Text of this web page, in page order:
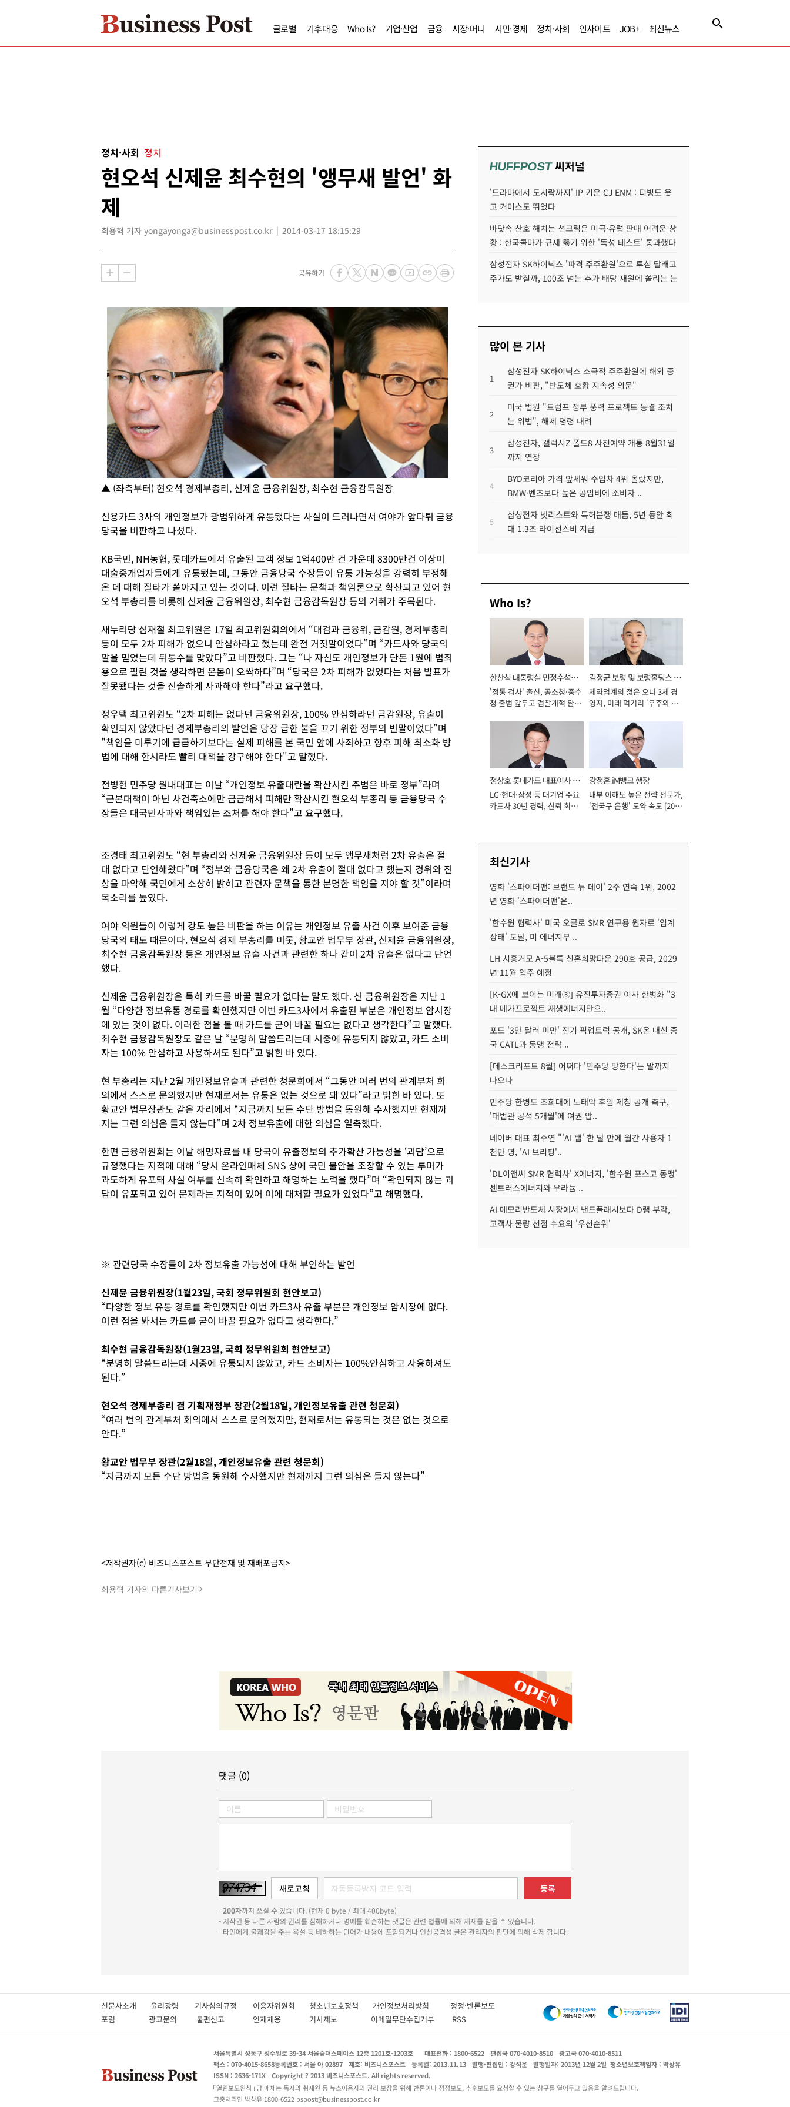
글로벌 기후대응 Who Is? 기업·산업 금융 시장·머니 시민·경제 정치·사회 인사이트 JOB+ 최신뉴스
정치·사회 정치
현오석 신제윤 최수현의 '앵무새 발언' 화
제
최용혁 기자 yongayonga@businesspost.co.kr 2014-03-17 18:15:29
공유하기
▲ (좌측부터) 현오석 경제부총리, 신제윤 금융위원장, 최수현 금융감독원장
신용카드 3사의 개인정보가 광범위하게 유통됐다는 사실이 드러나면서 여야가 앞다퉈 금융
당국을 비판하고 나섰다.
KB국민, NH농협, 롯데카드에서 유출된 고객 정보 1억400만 건 가운데 8300만건 이상이
대출중개업자들에게 유통됐는데, 그동안 금융당국 수장들이 유통 가능성을 강력히 부정해
온 데 대해 질타가 쏟아지고 있는 것이다. 이런 질타는 문책과 책임론으로 확산되고 있어 현
오석 부총리를 비롯해 신제윤 금융위원장, 최수현 금융감독원장 등의 거취가 주목된다.
새누리당 심재철 최고위원은 17일 최고위원회의에서 “대검과 금융위, 금감원, 경제부총리
등이 모두 2차 피해가 없으니 안심하라고 했는데 완전 거짓말이었다”며 “카드사와 당국의
말을 믿었는데 뒤통수를 맞았다”고 비판했다. 그는 “나 자신도 개인정보가 단돈 1원에 범죄
용으로 팔린 것을 생각하면 온몸이 오싹하다”며 “당국은 2차 피해가 없었다는 처음 발표가
잘못됐다는 것을 진솔하게 사과해야 한다”라고 요구했다.
정우택 최고위원도 “2차 피해는 없다던 금융위원장, 100% 안심하라던 금감원장, 유출이
확인되지 않았다던 경제부총리의 발언은 당장 급한 불을 끄기 위한 정부의 빈말이었다”며
"책임을 미루기에 급급하기보다는 실제 피해를 본 국민 앞에 사죄하고 향후 피해 최소화 방
법에 대해 한시라도 빨리 대책을 강구해야 한다"고 말했다.
전병헌 민주당 원내대표는 이날 “개인정보 유출대란을 확산시킨 주범은 바로 정부”라며
“근본대책이 아닌 사건축소에만 급급해서 피해만 확산시킨 현오석 부총리 등 금융당국 수
장들은 대국민사과와 책임있는 조처를 해야 한다”고 요구했다.
조경태 최고위원도 “현 부총리와 신제윤 금융위원장 등이 모두 앵무새처럼 2차 유출은 절
대 없다고 단언해왔다”며 “정부와 금융당국은 왜 2차 유출이 절대 없다고 했는지 경위와 진
상을 파악해 국민에게 소상히 밝히고 관련자 문책을 통한 분명한 책임을 져야 할 것”이라며
목소리를 높였다.
여야 의원들이 이렇게 강도 높은 비판을 하는 이유는 개인정보 유출 사건 이후 보여준 금융
당국의 태도 때문이다. 현오석 경제 부총리를 비롯, 황교안 법무부 장관, 신제윤 금융위원장,
최수현 금융감독원장 등은 개인정보 유출 사건과 관련한 하나 같이 2차 유출은 없다고 단언
했다.
신제윤 금융위원장은 특히 카드를 바꿀 필요가 없다는 말도 했다. 신 금융위원장은 지난 1
월 “다양한 정보유통 경로를 확인했지만 이번 카드3사에서 유출된 부분은 개인정보 암시장
에 있는 것이 없다. 이러한 점을 볼 때 카드를 굳이 바꿀 필요는 없다고 생각한다”고 말했다.
최수현 금융감독원장도 같은 날 “분명히 말씀드리는데 시중에 유통되지 않았고, 카드 소비
자는 100% 안심하고 사용하셔도 된다”고 밝힌 바 있다.
현 부총리는 지난 2월 개인정보유출과 관련한 청문회에서 “그동안 여러 번의 관계부처 회
의에서 스스로 문의했지만 현재로서는 유통은 없는 것으로 돼 있다”라고 밝힌 바 있다. 또
황교안 법무장관도 같은 자리에서 “지금까지 모든 수단 방법을 동원해 수사했지만 현재까
지는 그런 의심은 들지 않는다”며 2차 정보유출에 대한 의심을 일축했다.
한편 금융위원회는 이날 해명자료를 내 당국이 유출정보의 추가확산 가능성을 ‘괴담’으로
규정했다는 지적에 대해 “당시 온라인매체 SNS 상에 국민 불안을 조장할 수 있는 루머가
과도하게 유포돼 사실 여부를 신속히 확인하고 해명하는 노력을 했다”며 “확인되지 않는 괴
담이 유포되고 있어 문제라는 지적이 있어 이에 대처할 필요가 있었다”고 해명했다.
※ 관련당국 수장들이 2차 정보유출 가능성에 대해 부인하는 발언
신제윤 금융위원장(1월23일, 국회 정무위원회 현안보고)
“다양한 정보 유통 경로를 확인했지만 이번 카드3사 유출 부분은 개인정보 암시장에 없다.
이런 점을 봐서는 카드를 굳이 바꿀 필요가 없다고 생각한다.”
최수현 금융감독원장(1월23일, 국회 정무위원회 현안보고)
“분명히 말씀드리는데 시중에 유통되지 않았고, 카드 소비자는 100%안심하고 사용하셔도
된다.”
현오석 경제부총리 겸 기획재정부 장관(2월18일, 개인정보유출 관련 청문회)
“여러 번의 관계부처 회의에서 스스로 문의했지만, 현재로서는 유통되는 것은 없는 것으로
안다.”
황교안 법무부 장관(2월18일, 개인정보유출 관련 청문회)
“지금까지 모든 수단 방법을 동원해 수사했지만 현재까지 그런 의심은 들지 않는다”
<저작권자(c) 비즈니스포스트 무단전재 및 재배포금지>
최용혁 기자의 다른기사보기
HUFFPOST씨저널
'드라마에서 도시락까지' IP 키운 CJ ENM : 티빙도 웃
고 커머스도 뛰었다
바닷속 산호 해치는 선크림은 미국·유럽 판매 어려운 상
황 : 한국콜마가 규제 뚫기 위한 '독성 테스트' 통과했다
삼성전자 SK하이닉스 '파격 주주환원'으로 투심 달래고
주가도 받칠까, 100조 넘는 추가 배당 재원에 쏠리는 눈
많이 본 기사
1
삼성전자 SK하이닉스 소극적 주주환원에 해외 증
권가 비판, "반도체 호황 지속성 의문"
2
미국 법원 "트럼프 정부 풍력 프로젝트 동결 조치
는 위법", 해제 명령 내려
3
삼성전자, 갤럭시Z 폴드8 사전예약 개통 8월31일
까지 연장
4
BYD코리아 가격 앞세워 수입차 4위 올랐지만,
BMW·벤츠보다 높은 공임비에 소비자 ..
5
삼성전자 넷리스트와 특허분쟁 매듭, 5년 동안 최
대 1.3조 라이선스비 지급
Who Is?
한찬식 대통령실 민정수석비
서관
'정통 검사' 출신, 공소청·중수
청 출범 앞두고 검찰개혁 완수
김정균 보령 및 보령홀딩스 대
표이사 사장
제약업계의 젊은 오너 3세 경
영자, 미래 먹거리 '우주와 헬
정상호 롯데카드 대표이사 사
장
LG·현대·삼성 등 대기업 주요
카드사 30년 경력, 신뢰 회복
강정훈 iM뱅크 행장
내부 이해도 높은 전략 전문가,
'전국구 은행' 도약 속도 [2026
최신기사
영화 '스파이더맨: 브랜드 뉴 데이' 2주 연속 1위, 2002
년 영화 '스파이더맨'은..
'한수원 협력사' 미국 오클로 SMR 연구용 원자로 '임계
상태' 도달, 미 에너지부 ..
LH 시흥거모 A-5블록 신혼희망타운 290호 공급, 2029
년 11월 입주 예정
[K-GX에 보이는 미래③] 유진투자증권 이사 한병화 "3
대 메가프로젝트 재생에너지만으..
포드 '3만 달러 미만' 전기 픽업트럭 공개, SK온 대신 중
국 CATL과 동맹 전략 ..
[데스크리포트 8월] 어쩌다 '민주당 망한다'는 말까지
나오나
민주당 한병도 조희대에 노태악 후임 제청 공개 촉구,
'대법관 공석 5개월'에 여권 압..
네이버 대표 최수연 "'AI 탭' 한 달 만에 월간 사용자 1
천만 명, 'AI 브리핑'..
'DL이앤씨 SMR 협력사' X에너지, '한수원 포스코 동맹'
센트러스에너지와 우라늄 ..
AI 메모리반도체 시장에서 낸드플래시보다 D램 부각,
고객사 물량 선점 수요의 '우선순위'
댓글 (0)
등록
-200자까지 쓰실 수 있습니다. (현재 0 byte / 최대 400byte)
- 저작권 등 다른 사람의 권리를 침해하거나 명예를 훼손하는 댓글은 관련 법률에 의해 제재를 받을 수 있습니다.
- 타인에게 불쾌감을 주는 욕설 등 비하하는 단어가 내용에 포함되거나 인신공격성 글은 관리자의 판단에 의해 삭제 합니다.
신문사소개 윤리강령 기사심의규정 이용자위원회 청소년보호정책 개인정보처리방침 정정·반론보도
포럼
광고문의 불편신고 인재채용 기사제보 이메일무단수집거부 RSS
서울특별시 성동구 성수일로 39-34 서울숲더스페이스 12층 1201호-1203호 대표전화 : 1800-6522 편집국 070-4010-8510
광고국 070-4010-8511
팩스 : 070-4015-8658등록번호 : 서울 아 02897 제호: 비즈니스포스트 등록일: 2013.11.13 발행·편집인 : 강석운 발행일자: 2013년 12월 2일 청소년보호책임자 : 박상유
ISSN : 2636-171X
Copyright ? 2013 비즈니스포스트. All rights reserved.
열린보도원칙
당 매체는 독자와 취재원 등 뉴스이용자의 권리 보장을 위해 반론이나 정정보도, 추후보도를 요청할 수 있는 창구를 열어두고 있음을 알려드립니다.
고충처리인 박상유 1800-6522 bspost@businesspost.co.kr